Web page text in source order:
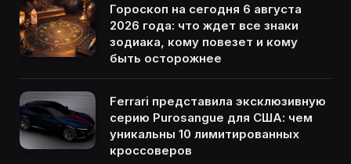
Гороскоп на сегодня 6 августа
2026 года: что ждет все знаки
зодиака, кому повезет и кому
быть осторожнее
Ferrari представила эксклюзивную
серию Purosangue для США: чем
уникальны 10 лимитированных
кроссоверов